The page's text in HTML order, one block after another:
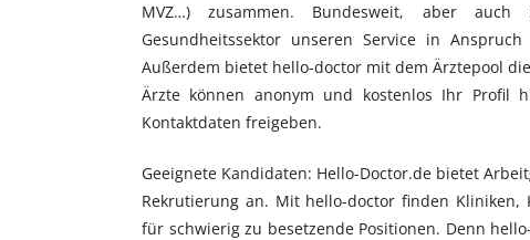
MVZ…) zusammen. Bundesweit, aber
Gesundheitssektor unseren Service in
Außerdem bietet hello-doctor mit dem Ärztepool
Ärzte können anonym und kostenlos Ihr Profil
Kontaktdaten freigeben.
Geeignete Kandidaten: Hello-Doctor.de bietet
Rekrutierung an. Mit hello-doctor finden Kliniken,
für schwierig zu besetzende Positionen. Denn